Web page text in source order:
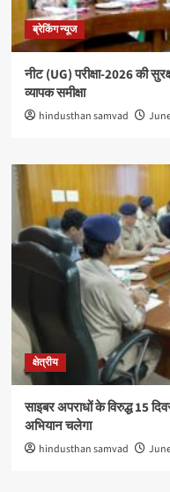
ब्रेकिंग न्यूज
नीट (UG) परीक्षा-2026 की
व्यापक समीक्षा
hindusthan samvad
क्षेत्रीय
साइबर अपराधों के विरुद्ध 15
अभियान चलेगा
hindusthan samvad